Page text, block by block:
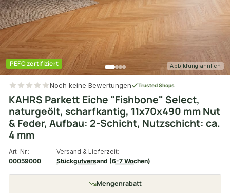
PEFC zertifiziert Abbildung ähnlich
Noch keine Bewertungen Trusted Shops
KAHRS Parkett Eiche "Fishbone" Select,
naturgeölt, scharfkantig, 11x70x490 mm Nut
& Feder, Aufbau: 2-Schicht, Nutzschicht: ca.
4 mm
Art-Nr.:
00059000
Versand & Lieferzeit:
Stückgutversand (6-7 Wochen)
Mengenrabatt